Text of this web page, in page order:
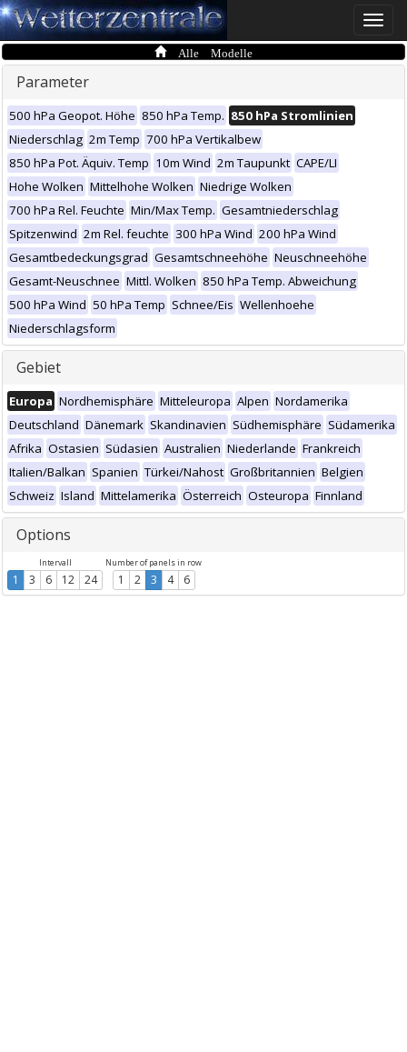
Toggle
Alle Modelle
Parameter
500 hPa Geopot. Höhe 850 hPa Temp. 850 hPa Stromlinien
Niederschlag 2m Temp 700 hPa Vertikalbew
850 hPa Pot. Äquiv. Temp 10m Wind 2m Taupunkt CAPE/LI
Hohe Wolken Mittelhohe Wolken Niedrige Wolken
700 hPa Rel. Feuchte Min/Max Temp. Gesamtniederschlag
Spitzenwind 2m Rel. feuchte 300 hPa Wind 200 hPa Wind
Gesamtbedeckungsgrad Gesamtschneehöhe Neuschneehöhe
Gesamt-Neuschnee Mittl. Wolken 850 hPa Temp. Abweichung
500 hPa Wind 50 hPa Temp Schnee/Eis Wellenhoehe
Niederschlagsform
Gebiet
Europa Nordhemisphäre Mitteleuropa Alpen Nordamerika
Deutschland Dänemark Skandinavien Südhemisphäre Südamerika
Afrika Ostasien Südasien Australien Niederlande Frankreich
Italien/Balkan Spanien Türkei/Nahost Großbritannien Belgien
Schweiz Island Mittelamerika Österreich Osteuropa Finnland
Options
Intervall
1 3 6 12 24
Number of panels in row
1 2 3 4 6